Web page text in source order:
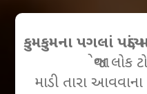
કુમકુમના પગલાં પડ્યાં,
જોવા
માડી તારા